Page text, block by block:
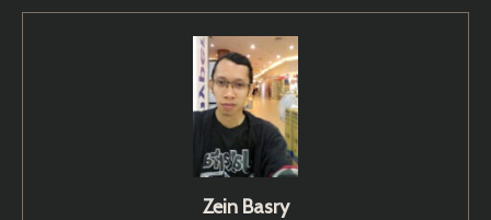
Zein Basry